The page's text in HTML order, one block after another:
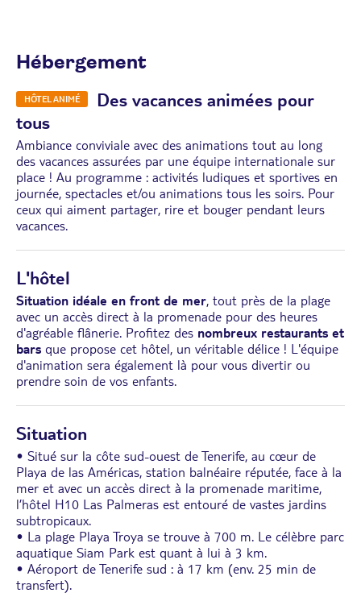
Hébergement
HÔTEL ANIMÉ
Des vacances animées pour
tous
Ambiance conviviale avec des animations tout au long
des vacances assurées par une équipe internationale sur
place ! Au programme : activités ludiques et sportives en
journée, spectacles et/ou animations tous les soirs. Pour
ceux qui aiment partager, rire et bouger pendant leurs
vacances.
L'hôtel
Situation idéale en front de mer, tout près de la plage
avec un accès direct à la promenade pour des heures
d'agréable flânerie. Profitez des nombreux restaurants et
bars que propose cet hôtel, un véritable délice ! L'équipe
d'animation sera également là pour vous divertir ou
prendre soin de vos enfants.
Situation
• Situé sur la côte sud-ouest de Tenerife, au cœur de
Playa de las Américas, station balnéaire réputée, face à la
mer et avec un accès direct à la promenade maritime,
l’hôtel H10 Las Palmeras est entouré de vastes jardins
subtropicaux.
• La plage Playa Troya se trouve à 700 m. Le célèbre parc
aquatique Siam Park est quant à lui à 3 km.
• Aéroport de Tenerife sud : à 17 km (env. 25 min de
transfert).